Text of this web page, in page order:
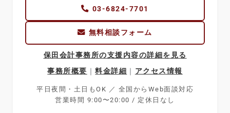
03-6824-7701
無料相談フォーム
保田会計事務所の支援内容の詳細を見る
事務所概要 ｜料金詳細 ｜ アクセス情報
平日夜間・土日もOK ／ 全国からWeb面談対応
営業時間 9:00〜20:00 / 定休日なし